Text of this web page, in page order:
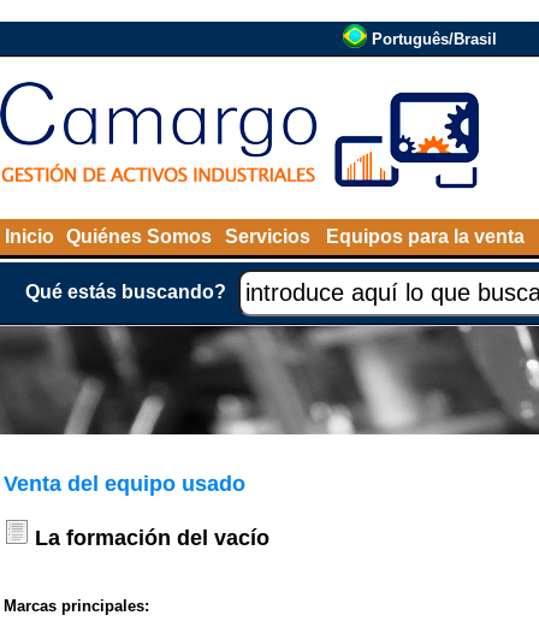
Português/Brasil
Inicio Quiénes Somos Servicios Equipos para la venta
Qué estás buscando?
Venta del equipo usado
La formación del vacío
Marcas principales: